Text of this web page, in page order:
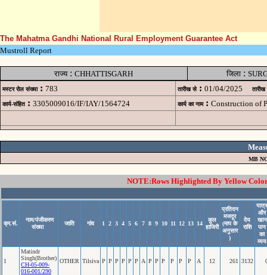
The Mahatma Gandhi National Rural Employment Guarantee Act
Mustroll Report
राज्य:CHHATTISGARH जिला :
मस्टर रोल संख्या : 783 तारीख से : 01/04/2025 तारीख
कार्य-संहित : 3305009016/IF/IAY/1564724 कार्य का नाम : Construction of
MB
NOTE:Rows Highlighted By Yellow
क्र.सं.
नाम/पंजीकरण
संख्या
जाति गांव 1 2 3 4 5 6 7 8 9 10 11 12 13 14
कुल
हाजिरी
प्रतिदन
मजदूर
(माप के
अनुसार
)
देय
राशि
और
खान
पान
का
व्यय
1
Matindr
Singh(Brother)
CH-05-009-
016-001/290
OTHER Tilsiva P P P P P P A P P P P P P A 12 261 3132